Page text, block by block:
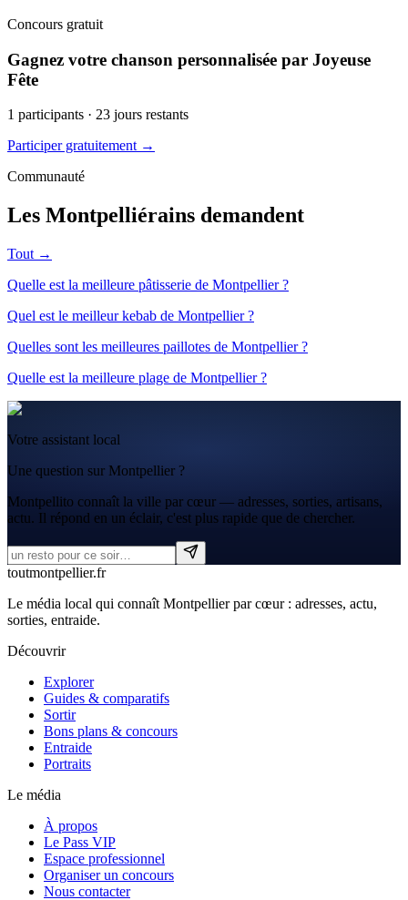
Concours gratuit
Gagnez votre chanson personnalisée par Joyeuse
Fête
1 participants · 23 jours restants
Participer gratuitement →
Communauté
Les Montpelliérains demandent
Tout →
Quelle est la meilleure pâtisserie de Montpellier ?
Quel est le meilleur kebab de Montpellier ?
Quelles sont les meilleures paillotes de Montpellier ?
Quelle est la meilleure plage de Montpellier ?
Votre assistant local
Une question sur Montpellier ?
Montpellito connaît la ville par cœur — adresses, sorties, artisans,
actu. Il répond en un éclair, c'est plus rapide que de chercher.
toutmontpellier.fr
Le média local qui connaît Montpellier par cœur : adresses, actu,
sorties, entraide.
Découvrir
Explorer
Guides & comparatifs
Sortir
Bons plans & concours
Entraide
Portraits
Le média
À propos
Le Pass VIP
Espace professionnel
Organiser un concours
Nous contacter